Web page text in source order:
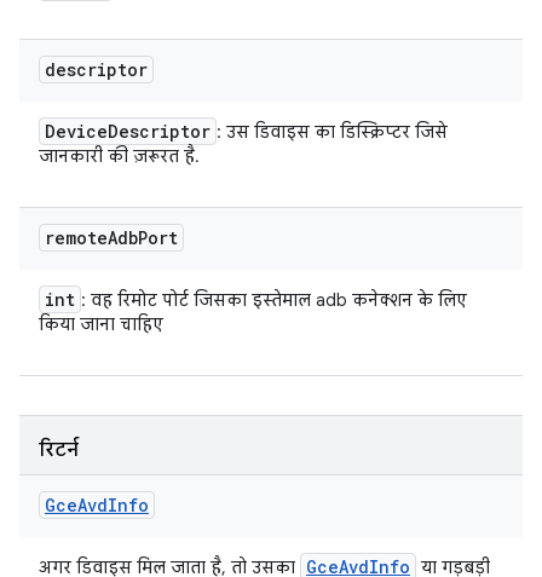
descriptor
DeviceDescriptor : उस डिवाइस का डिस्क्रिप्टर जिसे
जानकारी की ज़रूरत है.
remoteAdbPort
int : वह रिमोट पोर्ट जिसका इस्तेमाल adb कनेक्शन के लिए
किया जाना चाहिए
रिटर्न
GceAvdInfo
अगर डिवाइस मिल जाता है, तो उसका GceAvdInfo या गड़बड़ी